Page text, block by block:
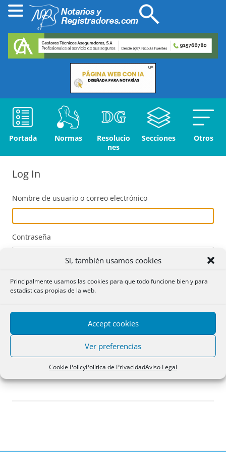
Sí, también usamos cookies
Principalmente usamos las cookies para que todo funcione bien y para
estadísticas propias de la web.
Accept cookies
Ver preferencias
Cookie PolicyPolítica de PrivacidadAviso Legal
Portada Normas
Resolucio
nes
Secciones Otros
Log In
Nombre de usuario o correo electrónico
Contraseña
Acceder
Registro
¿Has olvidado tu contraseña?